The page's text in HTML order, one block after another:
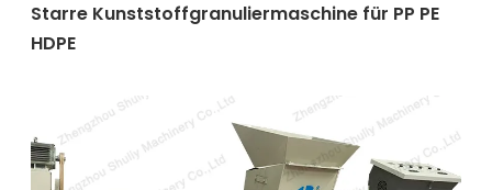
Starre Kunststoffgranuliermaschine für PP PE
HDPE